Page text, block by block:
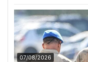
07/08/2026